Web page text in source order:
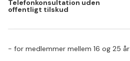
Telefonkonsultation uden
offentligt tilskud
- for medlemmer mellem 16 og 25 år